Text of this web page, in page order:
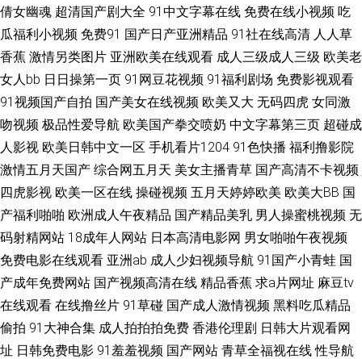
91在线精品尤物 97色论精品 91视频中文字幕 91国产黑丝足交 最新浮力网
址公 伊人久久大香 中文无码少妇丰满 久草熟女 亚洲天堂狼友网 超碰狠狠草
国产天天看天天弄 四虎日韩色图 中日韩欧成人网址 国产第七页 国产久久男
人天堂 日韩色香网 www9热9 日本熟女色 91tv蜜桃 91精品丝袜高跟 国产91
九九 午夜乱论 97福利导航 久久人妻精品 日韩成人网免费 天天肏肏 大香蕉
久久 九九热这里只有精 欧美毛片网 最新亚洲黄色网址 超碰在线网站 久久精
品黄色 91人妻视频 www尤物 91官页网 超碰97ai操操 日韩午夜成人网站 草
草浮力影院 含羞草黄影院 五月天伊人大香蕉 91海外资源 97超碰视屏 97超
碰总站 豆花在线观看官网 免费超碰 青草成人网站 91久要 岛国精品在线播放
倩女幽魂 超清国产剧大全 91中文字幕在线 免费在线小视频 吃
瓜福利小视频 免费91 国产日产亚洲精品 91社在线高清 人人草
香蕉 激情另类图片 亚洲欧美在线观看 成人三级成人三级 欧美老
女人bb 日日操第一页 91网豆花视频 91福利剧场 免费影视观看
91视频国产自拍 国产美女在线视频 欧美又大 无码四虎 女同激
吻视频 极品性爱导航 欧美国产拳交喷奶 中文字幕第三页 超碰成
人影视 欧美日韩中文一区 手机看片1204 91色快播 福利撸影院
激情五月天国产 综合网五月天 美女主播青草 国产高清不卡视频
四虎影视 欧美一区在线 操碰视频 五月天婷婷欧美 欧美大BB 国
产福利啪啪 欧洲成人午夜精品 国产精品美乳 男人操蜜桃视频 无
码射精网站 18成年人网站 日本高清电影网 男女啪啪午夜视频
免费电影在线观看 亚洲ab 成人少妇视频导航 91国产小青蛙 国
产成年免费网站 国产视频高清在线 精品香蕉 求a片网址 麻豆tv
在线观看 在线撸丝片 91草碰 国产成人激情视频 黑料吃瓜精品
偷拍 91大神合集 成人拍拍拍免费 香港伦理剧 日韩大片观看网
址 日韩免费电影 91羞羞视频 国产网站 青草全福视在线 性导航